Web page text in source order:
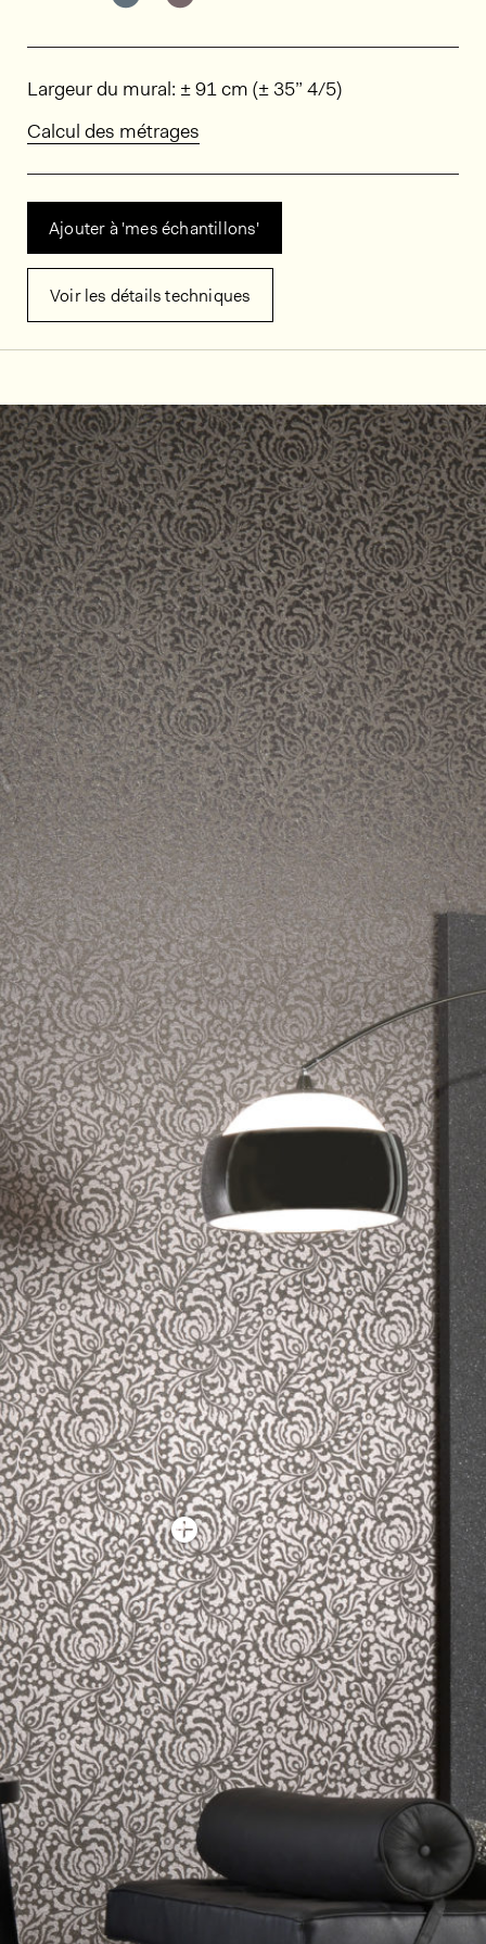
Dimensions
Largeur du mural: ± 91 cm (± 35” 4/5)
Calcul des métrages
Ajouter à 'mes échantillons'
Voir les détails techniques